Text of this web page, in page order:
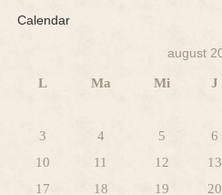
Calendar
august
L Ma Mi J
3
4 5 6
10
11 12 13
17
18 19 20